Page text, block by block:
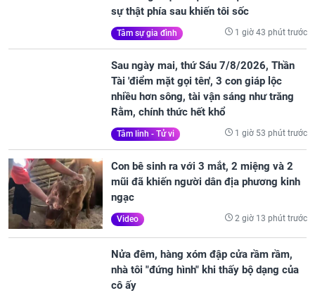
sự thật phía sau khiến tôi sốc
Tâm sự gia đình 1 giờ 43 phút trước
Sau ngày mai, thứ Sáu 7/8/2026, Thần
Tài 'điểm mặt gọi tên', 3 con giáp lộc
nhiều hơn sông, tài vận sáng như trăng
Rằm, chính thức hết khổ
Tâm linh - Tử vi 1 giờ 53 phút trước
Con bê sinh ra với 3 mắt, 2 miệng và 2
mũi đã khiến người dân địa phương kinh
ngạc
Video 2 giờ 13 phút trước
Nửa đêm, hàng xóm đập cửa rầm rầm,
nhà tôi "đứng hình" khi thấy bộ dạng của
cô ấy